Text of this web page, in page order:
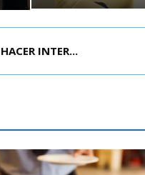
ESTÁ ENC...